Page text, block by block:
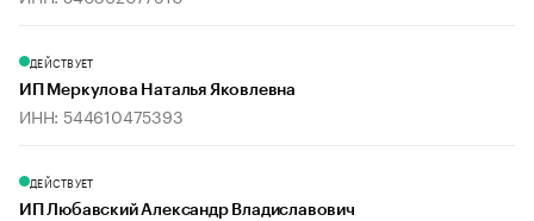
ДЕЙСТВУЕТ
ИП Меркулова Наталья Яковлевна
ИНН: 544610475393
ДЕЙСТВУЕТ
ИП Любавский Александр Владиславович